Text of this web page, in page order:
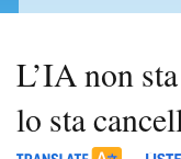
L’IA non
lo sta